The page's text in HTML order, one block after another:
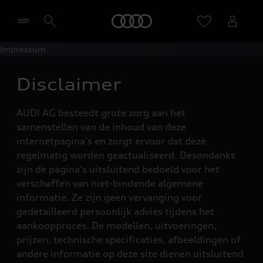
Impressum
Disclaimer
AUDI AG besteedt grote zorg aan het
samenstellen van de inhoud van deze
internetpagina's en zorgt ervoor dat deze
regelmatig worden geactualiseerd. Desondanks
zijn de pagina's uitsluitend bedoeld voor het
verschaffen van niet-bindende algemene
informatie. Ze zijn geen vervanging voor
gedetailleerd persoonlijk advies tijdens het
aankoopproces. De modellen, uitvoeringen,
prijzen, technische specificaties, afbeeldingen of
andere informatie op deze site dienen uitsluitend